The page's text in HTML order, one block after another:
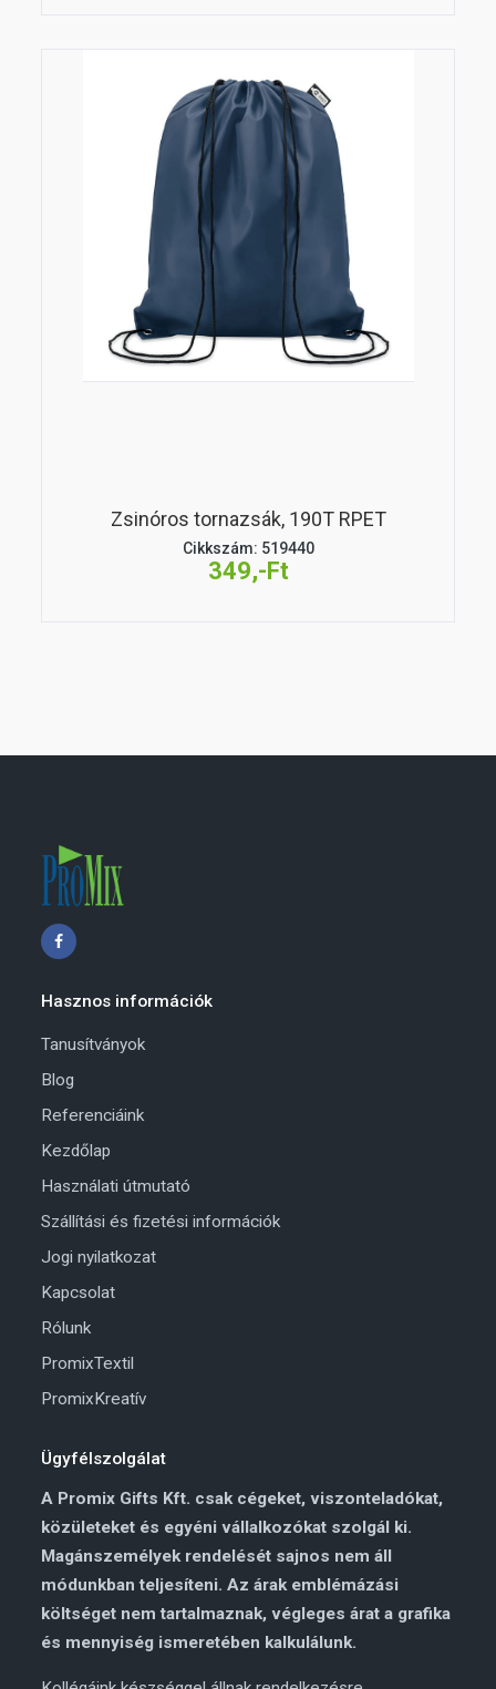
Zsinóros tornazsák, 190T RPET
Cikkszám: 519440
349,-Ft
Hasznos információk
Tanusítványok
Blog
Referenciáink
Kezdőlap
Használati útmutató
Szállítási és fizetési információk
Jogi nyilatkozat
Kapcsolat
Rólunk
PromixTextil
PromixKreatív
Ügyfélszolgálat
A Promix Gifts Kft. csak cégeket, viszonteladókat,
közületeket és egyéni vállalkozókat szolgál ki.
Magánszemélyek rendelését sajnos nem áll
módunkban teljesíteni. Az árak emblémázási
költséget nem tartalmaznak, végleges árat a grafika
és mennyiség ismeretében kalkulálunk.